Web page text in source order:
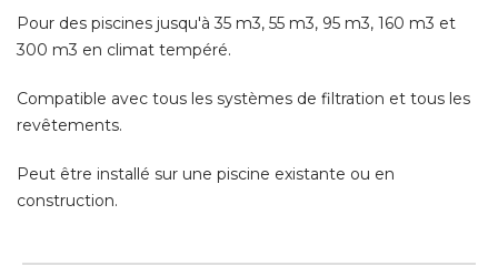
Pour des piscines jusqu'à 35 m3, 55 m3, 95 m3, 160 m3 et
300 m3 en climat tempéré.
Compatible avec tous les systèmes de filtration et tous les
revêtements.
Peut être installé sur une piscine existante ou en
construction.